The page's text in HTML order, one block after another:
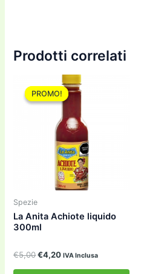
Prodotti correlati
PROMO!
PROMO!
Spezie
La Anita Achiote liquido
300ml
€5,00Il
€4,20IlIVA Inclusa